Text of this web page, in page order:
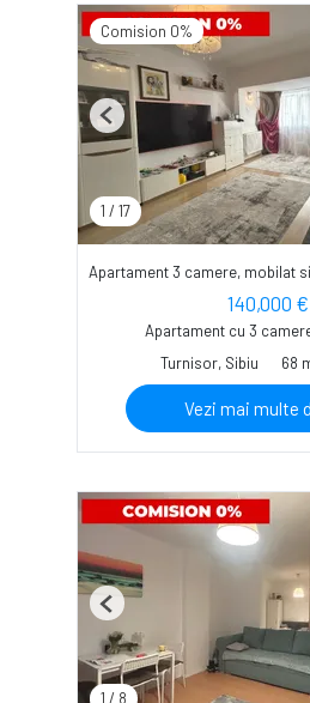
Comision 0%
1 / 17
Previous
Apartament 3 camere, mobilat
140,000 €
Apartament cu 3
Turnisor, Sibiu
68
Vezi mai multe
1 / 8
Previous